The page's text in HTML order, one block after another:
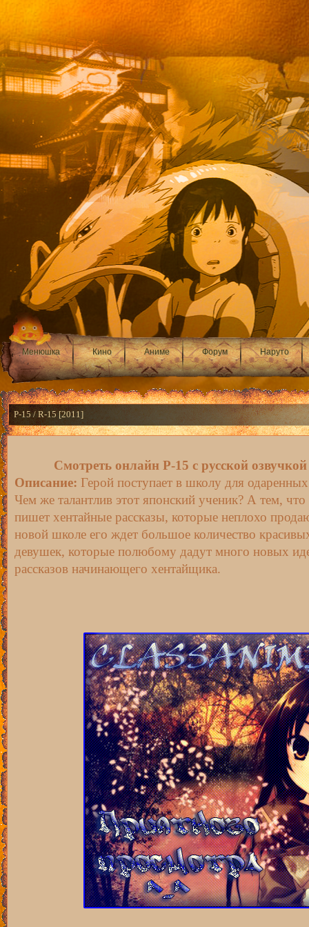
Менюшка Кино Аниме Форум Наруто
Р-15 / R-15 [2011]
Смотреть онлайн Р-15 с русской озвучкой
Описание: Герой поступает в школу для
Чем же талантлив этот японский ученик? А тем,
пишет хентайные рассказы, которые неплохо
новой школе его ждет большое количество
девушек, которые полюбому дадут много новых
рассказов начинающего хентайщика.